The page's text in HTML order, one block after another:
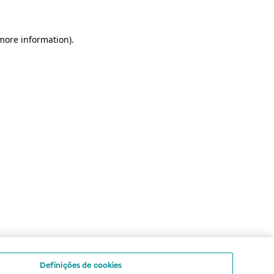
information).
Definições de cookies